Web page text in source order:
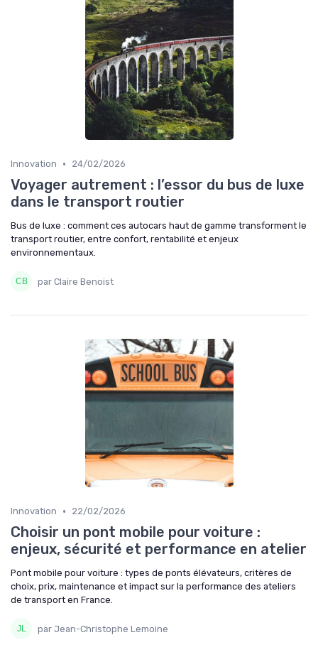
Innovation • 24/02/2026
Voyager autrement : l’essor du bus de luxe
dans le transport routier
Bus de luxe : comment ces autocars haut de gamme transforment le
transport routier, entre confort, rentabilité et enjeux
environnementaux.
par Claire Benoist
Innovation • 22/02/2026
Choisir un pont mobile pour voiture :
enjeux, sécurité et performance en atelier
Pont mobile pour voiture : types de ponts élévateurs, critères de
choix, prix, maintenance et impact sur la performance des ateliers
de transport en France.
par Jean-Christophe Lemoine